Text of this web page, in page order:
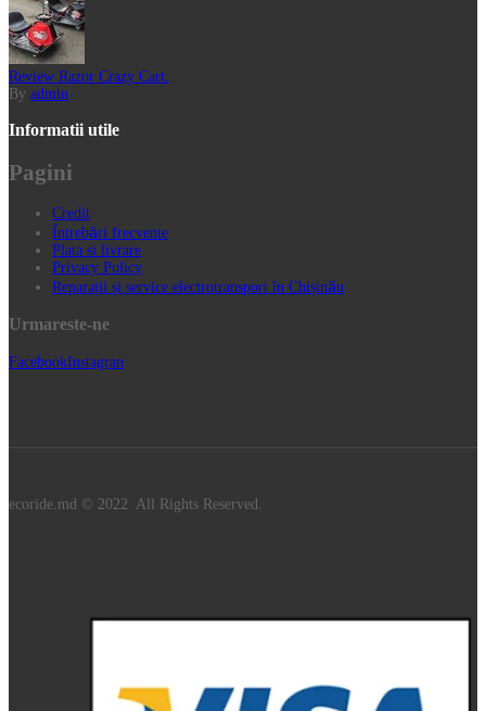
Review Razor Crazy Cart.
By admin
Informatii utile
Pagini
Credit
Întrebări frecvente
Plata si livrare
Privacy Policy
Reparații și service electrotransport în Chișinău
Urmareste-ne
FacebookInstagran
ecoride.md © 2022 All Rights Reserved.